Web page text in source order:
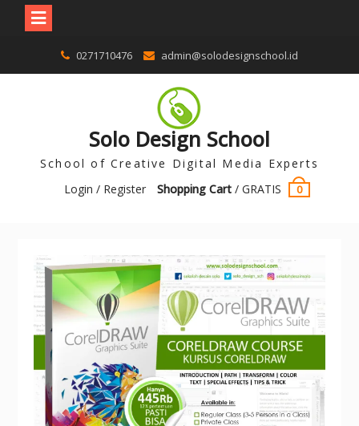
0271710476 admin@solodesignschool.id
Solo Design School
School of Creative Digital Media Experts
Login / Register
Shopping Cart/ GRATIS 0